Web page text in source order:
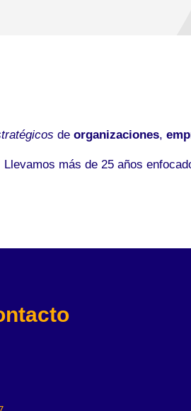
de organizaciones,
Llevamos más de 25 años